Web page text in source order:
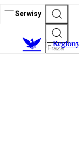
Serwisy
R